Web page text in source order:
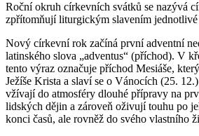
Roční okruh církevních svátků se nazývá
zpřítomňují liturgickým slavením jednotlivé
Nový církevní rok začíná první adventní
latinského slova „adventus“ (příchod). V
tento výraz označuje příchod Mesiáše,
Ježíše Krista a slaví se o Vánocích (25.
vžívají do atmosféry dlouhé přípravy na
lidských dějin a zároveň oživují touhu po
konci časů, ale rovněž do svého vlastního